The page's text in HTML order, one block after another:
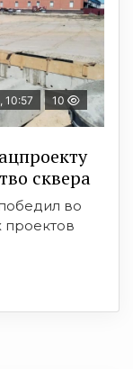
10:57 10
сквера
во
проектов